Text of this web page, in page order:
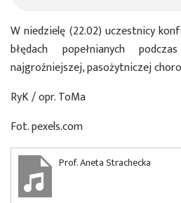
W niedzielę (22.02) uczestnicy
błędach popełnianych
najgroźniejszej, pasożytniczej
RyK / opr. ToMa
Fot. pexels.com
Prof. Aneta Strachecka